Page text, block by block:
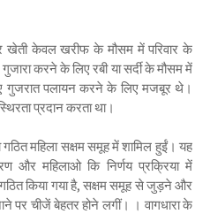
खेती केवल खरीफ के मौसम में परिवार के
गुजारा करने के लिए रबी या सर्दी के मौसम में
पलायन करने के लिए मजबूर थे।
प्रदान करता था।
गठित महिला सक्षम समूह में शामिल हुईं। यह
और महिलाओ कि निर्णय प्रक्रिया में
किया गया है, सक्षम समूह से जुड़ने और
पर चीजें बेहतर होने लगीं। । वागधारा के